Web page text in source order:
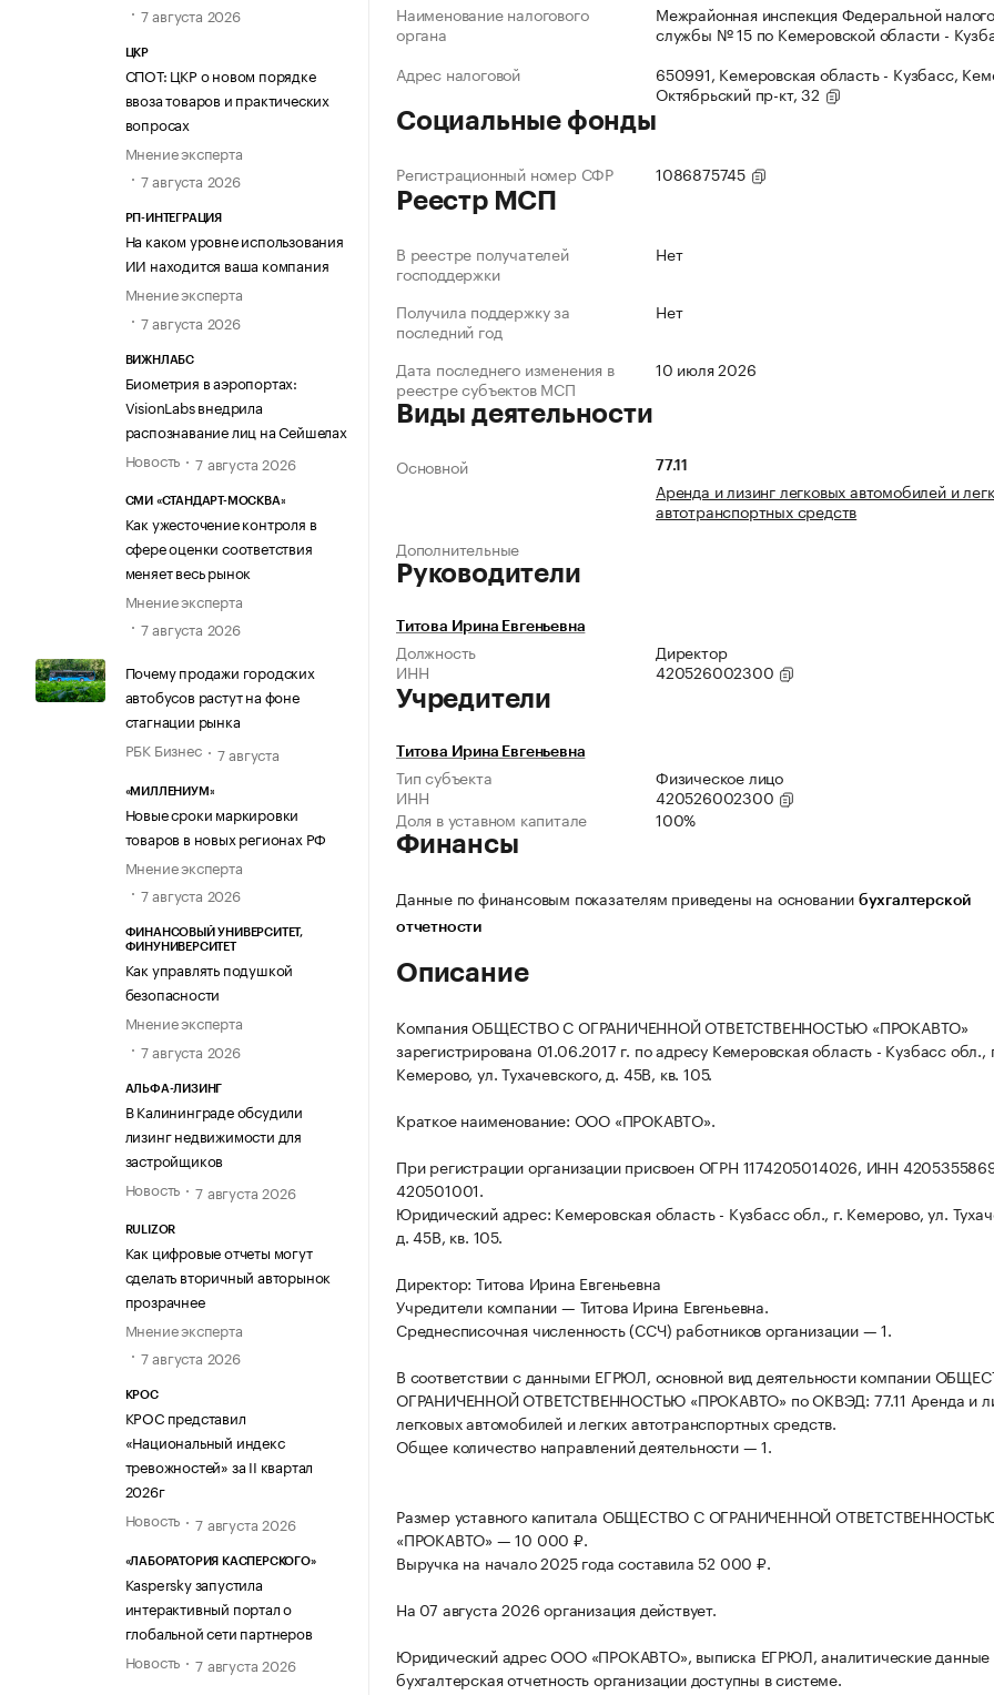
7 августа 2026
ЦКР
СПОТ: ЦКР о новом порядке
ввоза товаров и практических
вопросах
Мнение эксперта
7 августа 2026
РП-ИНТЕГРАЦИЯ
На каком уровне использования
ИИ находится ваша компания
Мнение эксперта
7 августа 2026
ВИЖНЛАБС
Биометрия в аэропортах:
VisionLabs внедрила
распознавание лиц на Сейшелах
Новость
7 августа 2026
СМИ «СТАНДАРТ-МОСКВА»
Как ужесточение контроля в
сфере оценки соответствия
меняет весь рынок
Мнение эксперта
7 августа 2026
Почему продажи городских
автобусов растут на фоне
стагнации рынка
РБК Бизнес
7 августа
«МИЛЛЕНИУМ»
Новые сроки маркировки
товаров в новых регионах РФ
Мнение эксперта
7 августа 2026
ФИНАНСОВЫЙ УНИВЕРСИТЕТ,
ФИНУНИВЕРСИТЕТ
Как управлять подушкой
безопасности
Мнение эксперта
7 августа 2026
АЛЬФА-ЛИЗИНГ
В Калининграде обсудили
лизинг недвижимости для
застройщиков
Новость
7 августа 2026
RULIZOR
Как цифровые отчеты могут
сделать вторичный авторынок
прозрачнее
Мнение эксперта
7 августа 2026
КРОС
КРОС представил
«Национальный индекс
тревожностей» за II квартал
2026г
Новость
7 августа 2026
«ЛАБОРАТОРИЯ КАСПЕРСКОГО»
Kaspersky запустила
интерактивный портал о
глобальной сети партнеров
Новость
7 августа 2026
Наименование налогового
органа
Межрайонная инспекция Федеральной
службы № 15 по Кемеровской области -
Адрес налоговой
650991, Кемеровская область - Кузбасс,
Октябрьский пр-кт, 32
Социальные фонды
Регистрационный номер СФР 1086875745
Реестр МСП
В реестре получателей
господдержки
Нет
Получила поддержку за
последний год
Нет
Дата последнего изменения в
реестре субъектов МСП
10 июля 2026
Виды деятельности
Основной 77.11
Аренда и лизинг легковых автомобилей и
автотранспортных средств
Дополнительные
Руководители
Титова Ирина Евгеньевна
Должность
Директор
ИНН
420526002300
Учредители
Титова Ирина Евгеньевна
Тип субъекта
Физическое лицо
ИНН
420526002300
Доля в уставном капитале
100%
Финансы
Данные по финансовым показателям приведены на основании бухгалтерской
отчетности
Описание
Компания ОБЩЕСТВО С ОГРАНИЧЕННОЙ ОТВЕТСТВЕННОСТЬЮ «ПРОКАВТО»
зарегистрирована 01.06.2017 г. по адресу Кемеровская область - Кузбасс обл.,
Кемерово, ул. Тухачевского, д. 45В, кв. 105.
Краткое наименование: ООО «ПРОКАВТО».
При регистрации организации присвоен ОГРН 1174205014026, ИНН
420501001.
Юридический адрес: Кемеровская область - Кузбасс обл., г. Кемерово, ул.
д. 45В, кв. 105.
Директор: Титова Ирина Евгеньевна
Учредители компании — Титова Ирина Евгеньевна.
Среднесписочная численность (ССЧ) работников организации — 1.
В соответствии с данными ЕГРЮЛ, основной вид деятельности компании
ОГРАНИЧЕННОЙ ОТВЕТСТВЕННОСТЬЮ «ПРОКАВТО» по ОКВЭД: 77.11 Аренда и
легковых автомобилей и легких автотранспортных средств.
Общее количество направлений деятельности — 1.
Размер уставного капитала ОБЩЕСТВО С ОГРАНИЧЕННОЙ
«ПРОКАВТО» — 10 000 ₽.
Выручка на начало 2025 года составила 52 000 ₽.
На 07 августа 2026 организация действует.
Юридический адрес ООО «ПРОКАВТО», выписка ЕГРЮЛ, аналитические данные
бухгалтерская отчетность организации доступны в системе.